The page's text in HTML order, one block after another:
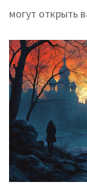
могут открыть